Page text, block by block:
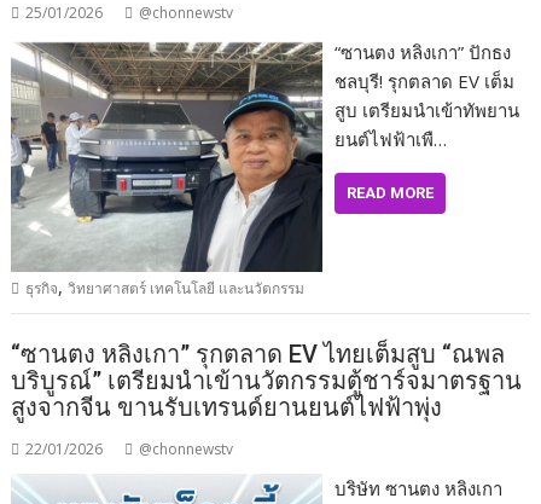
25/01/2026 @chonnewstv
“ซานตง หลิงเกา” ปักธง
ชลบุรี! รุกตลาด EV เต็ม
สูบ เตรียมนำเข้าทัพยาน
ยนต์ไฟฟ้าเพื…
READ MORE
ธุรกิจ,วิทยาศาสตร์ เทคโนโลยี และนวัตกรรม
“ซานตง หลิงเกา” รุกตลาด EV ไทยเต็มสูบ “ณพล
บริบูรณ์” เตรียมนำเข้านวัตกรรมตู้ชาร์จมาตรฐาน
สูงจากจีน ขานรับเทรนด์ยานยนต์ไฟฟ้าพุ่ง
22/01/2026 @chonnewstv
บริษัท ซานตง หลิงเกา